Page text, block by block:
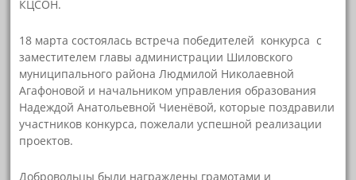
КЦСОН.
18 марта состоялась встреча победителей конкурса с
заместителем главы администрации Шиловского
муниципального района Людмилой Николаевной
Агафоновой и начальником управления образования
Надеждой Анатольевной Чиенёвой, которые поздравили
участников конкурса, пожелали успешной реализации
проектов.
Добровольцы были награждены грамотами и